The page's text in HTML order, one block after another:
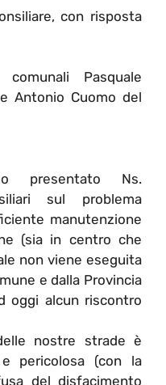
con risposta
Pasquale
Antonio Cuomo del
presentato Ns.
sul problema
manutenzione
(sia in centro che
non viene eseguita
e dalla Provincia
oggi alcun riscontro
nostre strade è
pericolosa (con la
del disfacimento